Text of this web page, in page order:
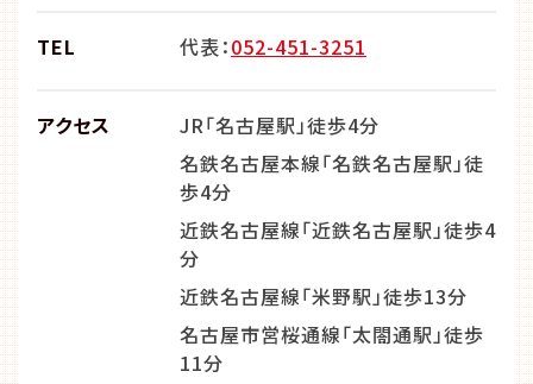
TEL 代表：052-451-3251
アクセス
JR「名古屋駅」徒歩4分
名鉄名古屋本線「名鉄名古屋駅」徒
歩4分
近鉄名古屋線「近鉄名古屋駅」徒歩4
分
近鉄名古屋線「米野駅」徒歩13分
名古屋市営桜通線「太閤通駅」徒歩
11分